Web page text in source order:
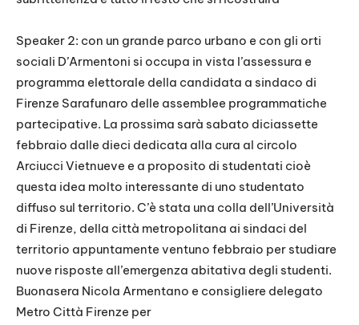
Speaker 2: con un grande parco urbano e con gli orti
sociali D’Armentoni si occupa in vista l’assessura e
programma elettorale della candidata a sindaco di
Firenze Sarafunaro delle assemblee programmatiche
partecipative. La prossima sarà sabato diciassette
febbraio dalle dieci dedicata alla cura al circolo
Arciucci Vietnueve e a proposito di studentati cioè
questa idea molto interessante di uno studentato
diffuso sul territorio. C’è stata una colla dell’Università
di Firenze, della città metropolitana ai sindaci del
territorio appuntamente ventuno febbraio per studiare
nuove risposte all’emergenza abitativa degli studenti.
Buonasera Nicola Armentano e consigliere delegato
Metro Città Firenze per